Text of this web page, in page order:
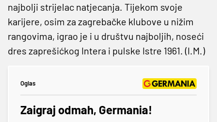
najbolji strijelac natjecanja. Tijekom svoje
karijere, osim za zagrebačke klubove u nižim
rangovima, igrao je i u društvu najboljih, noseći
dres zaprešićkog Intera i pulske Istre 1961. (I.M.)
Oglas
Zaigraj odmah, Germania!